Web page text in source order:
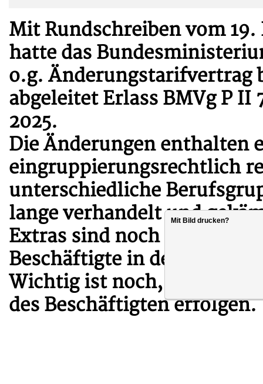
Mit Rundschreiben vom 19.
hatte das
o.g. Änderungstarifvertrag
abgeleitet Erlass BMVg P II
2025.
Die Änderungen enthalten
eingruppierungsrechtlich
unterschiedliche
lange verhandelt und
Extras sind noch einmal
Beschäftigte in der
Wichtig ist noch, dass
des Beschäftigten erfolgen.
Mit Bild drucken?